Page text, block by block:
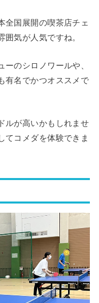
全国展開の喫茶店チェ
気が人気ですね。
のシロノワールや、
有名でかつオススメで
ルが高いかもしれませ
てコメダを体験できま